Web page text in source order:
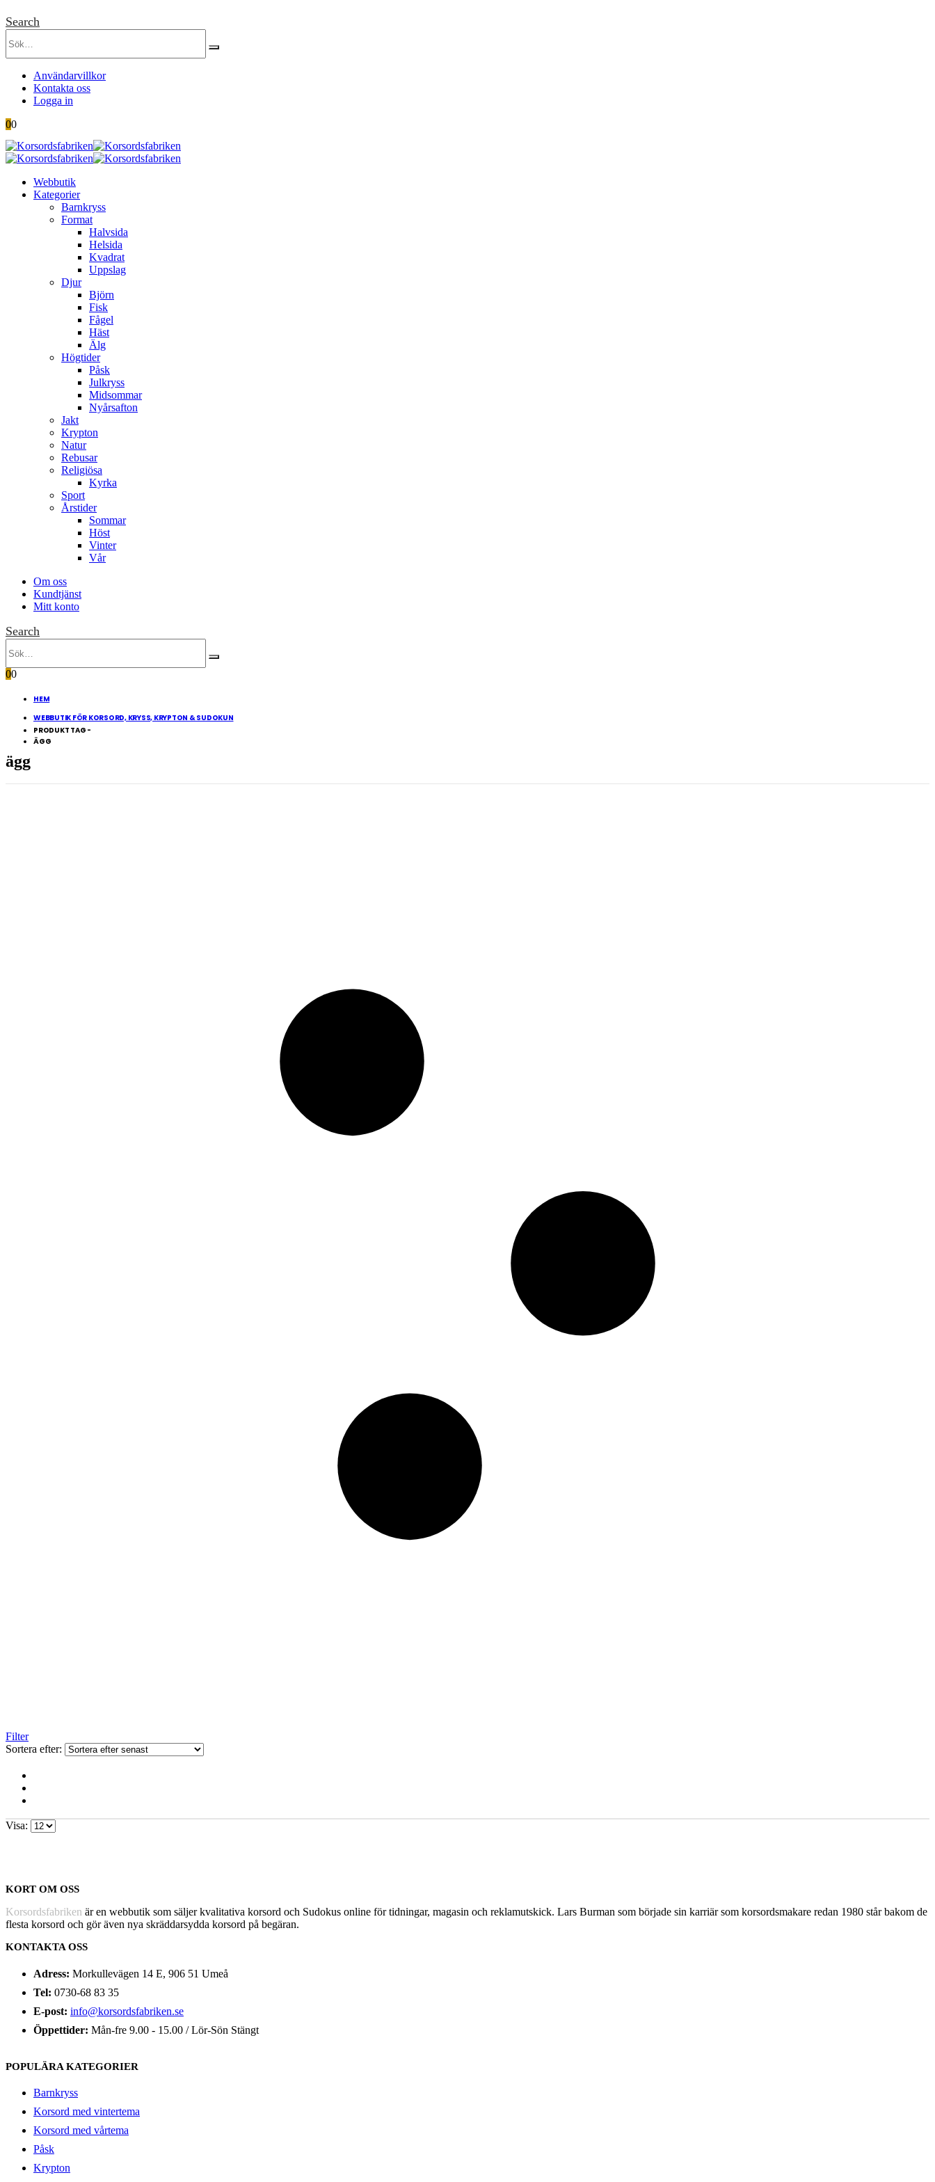
Search
Användarvillkor
Kontakta oss
Logga in
00
Webbutik
Kategorier
Barnkryss
Format
Halvsida
Helsida
Kvadrat
Uppslag
Djur
Björn
Fisk
Fågel
Häst
Älg
Högtider
Påsk
Julkryss
Midsommar
Nyårsafton
Jakt
Krypton
Natur
Rebusar
Religiösa
Kyrka
Sport
Årstider
Sommar
Höst
Vinter
Vår
Om oss
Kundtjänst
Mitt konto
Search
00
HEM
WEBBUTIK FÖR KORSORD, KRYSS, KRYPTON & SUDOKUN
PRODUKT TAG -
ÄGG
ägg
Filter
Sortera efter:
Visa:
KORT OM OSS
Korsordsfabriken är en webbutik som säljer kvalitativa korsord och Sudokus online för tidningar, magasin och reklamutskick. Lars Burman som började sin karriär som korsordsmakare redan 1980 står bakom de
flesta korsord och gör även nya skräddarsydda korsord på begäran.
KONTAKTA OSS
Adress: Morkullevägen 14 E, 906 51 Umeå
Tel: 0730-68 83 35
E-post: info@korsordsfabriken.se
Öppettider: Mån-fre 9.00 - 15.00 / Lör-Sön Stängt
POPULÄRA KATEGORIER
Barnkryss
Korsord med vintertema
Korsord med vårtema
Påsk
Krypton